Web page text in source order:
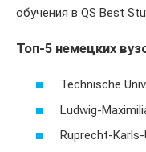
обучения в QS Best
Топ-5 немецких
Technische
Ludwig-
Ruprecht-